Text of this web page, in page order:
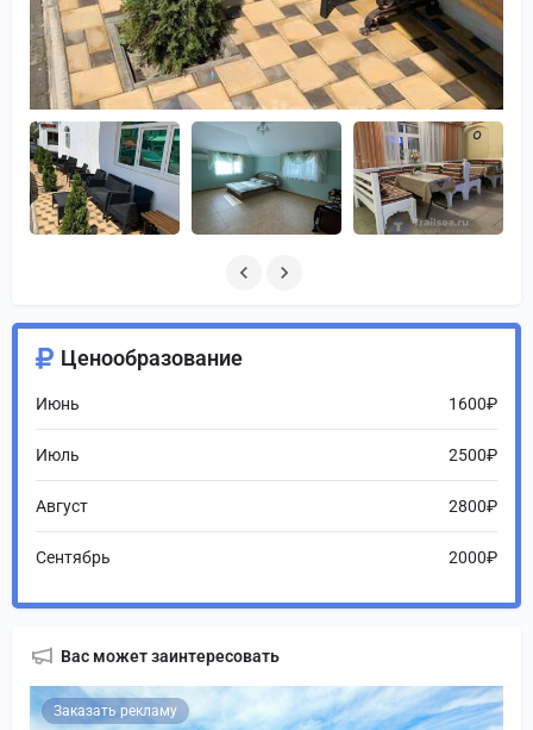
Ценообразование
Июнь 1600₽
Июль 2500₽
Август 2800₽
Сентябрь 2000₽
Вас может заинтересовать
Заказать рекламу